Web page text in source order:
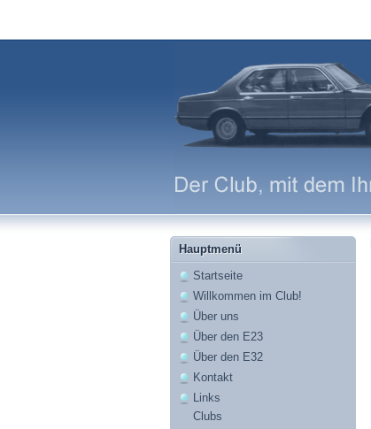
Hauptmenü
Startseite
Willkommen im Club!
Über uns
Über den E23
Über den E32
Kontakt
Links
Clubs